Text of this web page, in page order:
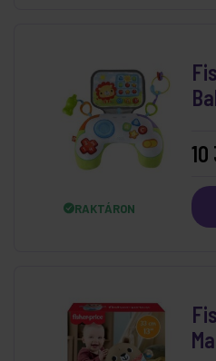
RAKTÁRON